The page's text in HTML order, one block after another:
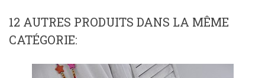
12 AUTRES PRODUITS DANS LA MÊME
CATÉGORIE: